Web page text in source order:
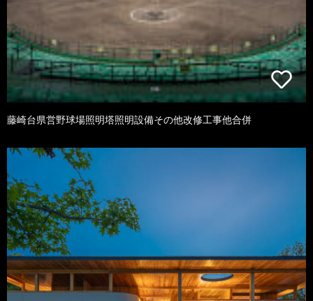
藤崎台県営野球場照明塔照明設備その他改修工事他合併